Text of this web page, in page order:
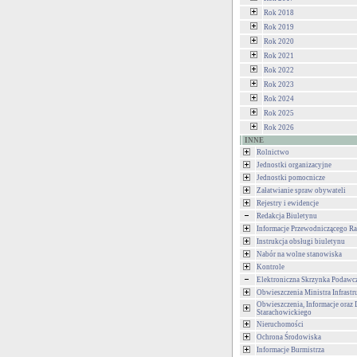
Rok 2018
Rok 2019
Rok 2020
Rok 2021
Rok 2022
Rok 2023
Rok 2024
Rok 2025
Rok 2026
INNE
Rolnictwo
Jednostki organizacyjne
Jednostki pomocnicze
Załatwianie spraw obywateli
Rejestry i ewidencje
Redakcja Biuletynu
Informacje Przewodniczącego
Instrukcja obsługi biuletynu
Nabór na wolne stanowiska
Kontrole
Elektroniczna Skrzynka
Obwieszczenia Ministra
Obwieszczenia, Informacje oraz
Starachowickiego
Nieruchomości
Ochrona Środowiska
Informacje Burmistrza